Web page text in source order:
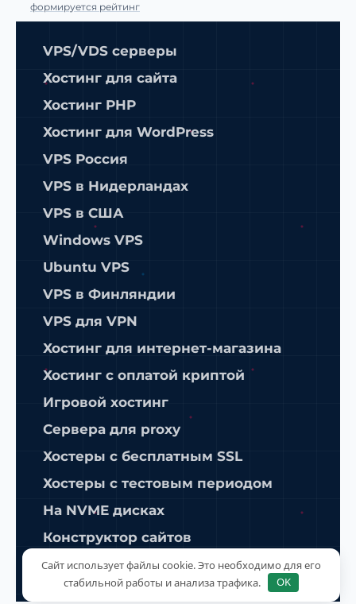
формируется рейтинг
VPS/VDS серверы
Хостинг для сайта
Хостинг PHP
Хостинг для WordPress
VPS Россия
VPS в Нидерландах
VPS в США
Windows VPS
Ubuntu VPS
VPS в Финляндии
VPS для VPN
Хостинг для интернет-магазина
Хостинг с оплатой криптой
Игровой хостинг
Сервера для proxy
Хостеры с бесплатным SSL
Хостеры с тестовым периодом
На NVME дисках
Конструктор сайтов
ISPManager
Сайт использует файлы cookie. Это необходимо для его
стабильной работы и анализа трафика.
OK